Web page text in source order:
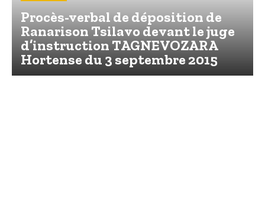
Procès-verbal de déposition de
Ranarison Tsilavo devant le juge
d’instruction TAGNEVOZARA
Hortense du 3 septembre 2015